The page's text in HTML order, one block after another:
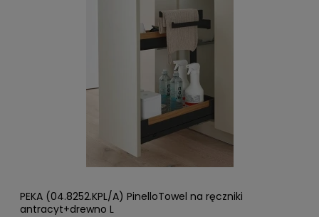
PEKA (04.8252.KPL/A) PinelloTowel na ręczniki
antracyt+drewno L